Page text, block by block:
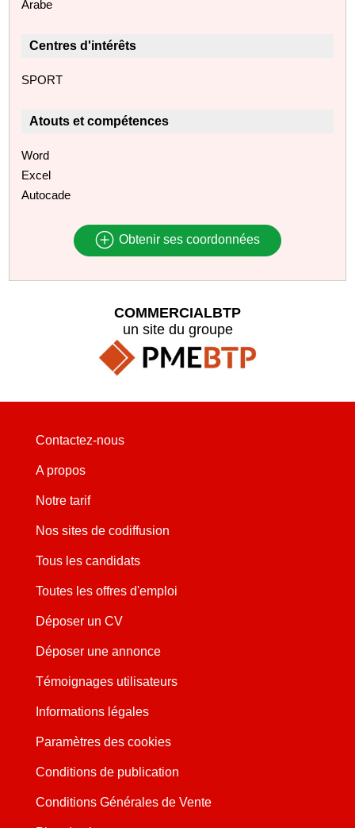
Arabe
Centres d'intérêts
SPORT
Atouts et compétences
Word
Excel
Autocade
Obtenir ses coordonnées
COMMERCIALBTP
un site du groupe
Contactez-nous
A propos
Notre tarif
Nos sites de codiffusion
Tous les candidats
Toutes les offres d'emploi
Déposer un CV
Déposer une annonce
Témoignages utilisateurs
Informations légales
Paramètres des cookies
Conditions de publication
Conditions Générales de Vente